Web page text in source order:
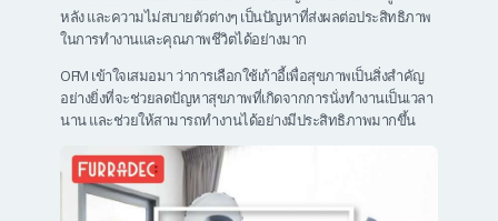
หลัง และความไม่สบายตัวต่างๆ เป็นปัญหาที่ส่งผลต่อประสิทธิภาพ
ในการทำงานและคุณภาพชีวิตได้อย่างมาก
OFM เข้าใจเสมอมา ว่าการเลือกใช้เก้าอี้เพื่อสุขภาพเป็นสิ่งสำคัญ
อย่างยิ่งที่จะช่วยลดปัญหาสุขภาพที่เกิดจากการนั่งทำงานเป็นเวลา
นาน และช่วยให้สามารถทำงานได้อย่างมีประสิทธิภาพมากขึ้น